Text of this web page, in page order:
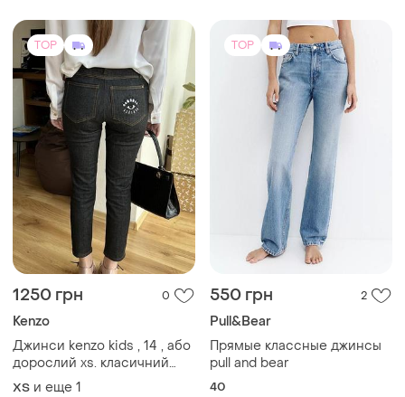
TOP
1250 грн 0
Kenzo
Джинси kenzo kids , 14 , або
дорослий xs. класичний
колір . оригінал !
XS и еще 1
TOP
550 грн 2
Pull&Bear
Прямые классные джинсы
pull and bear
40